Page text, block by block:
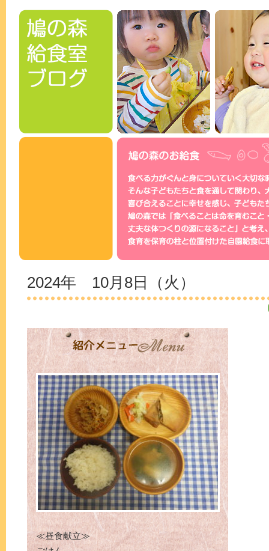
2024年 10月8日（火）
≪昼食献立≫